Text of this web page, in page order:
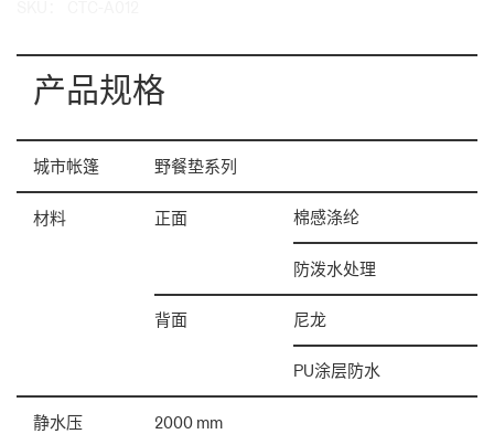
产品规格
城市帐篷 野餐垫系列
材料 正面 棉感涤纶
防泼水处理
背面 尼龙
PU涂层防水
静水压 2000 mm